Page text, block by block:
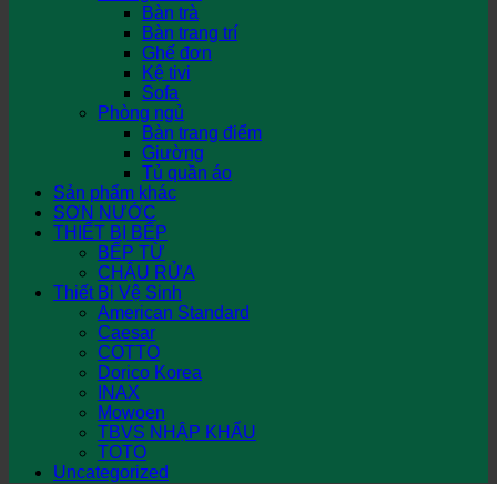
Bàn trà
Bàn trang trí
Ghế đơn
Kệ tivi
Sofa
Phòng ngủ
Bàn trang điểm
Giường
Tủ quần áo
Sản phẩm khác
SƠN NƯỚC
THIẾT BỊ BẾP
BẾP TỪ
CHẬU RỬA
Thiết Bị Vệ Sinh
American Standard
Caesar
COTTO
Dorico Korea
INAX
Mowoen
TBVS NHẬP KHẨU
TOTO
Uncategorized